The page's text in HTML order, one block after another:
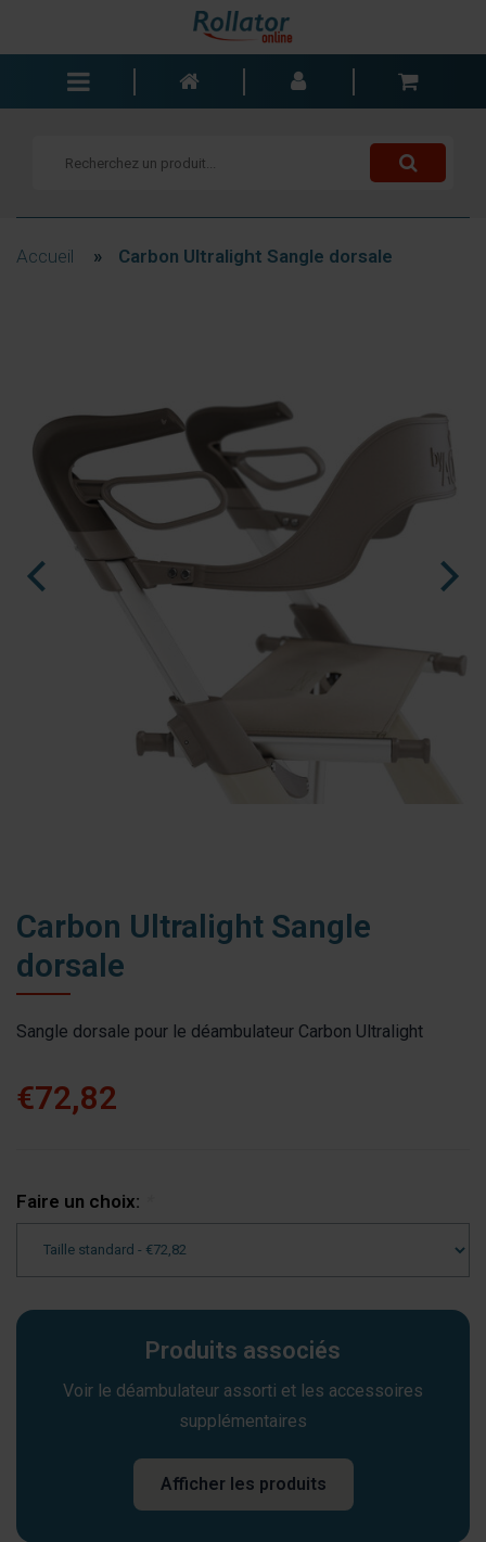
Fauteuils roulants
Blogs
Contact
es
Accueil » Carbon Ultralight Sangle dorsale
Carbon Ultralight Sangle
dorsale
Sangle dorsale pour le déambulateur Carbon Ultralight
€72,82
Faire un choix:
Produits associés
Voir le déambulateur assorti et les accessoires
supplémentaires
Afficher les produits